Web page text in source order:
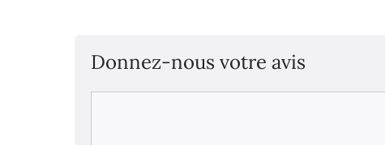
Donnez-nous votre avis